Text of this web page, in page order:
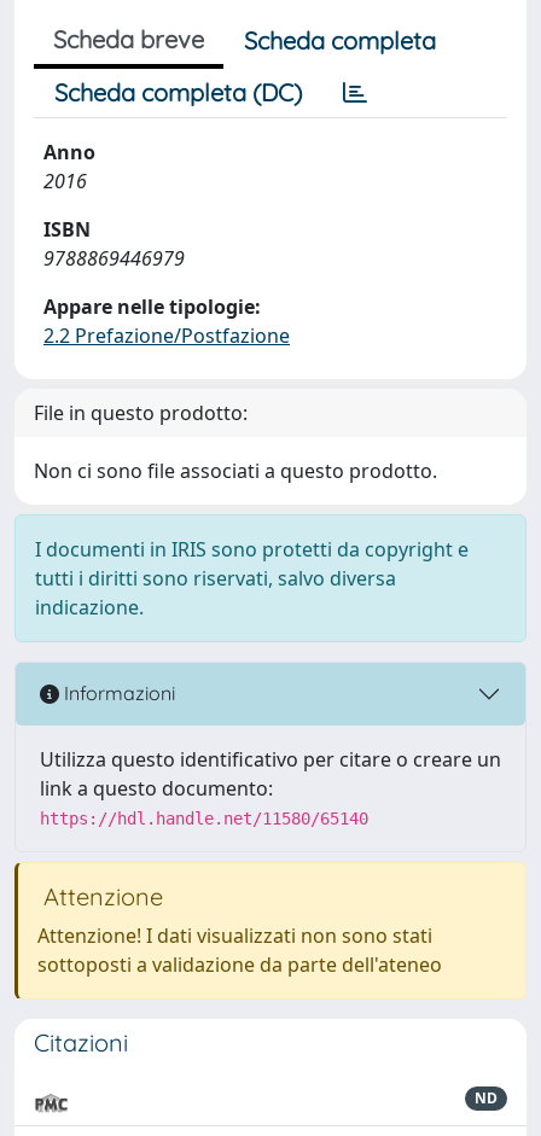
Scheda breve
Scheda completa
Scheda completa (DC)
Anno
2016
ISBN
9788869446979
Appare nelle tipologie:
2.2 Prefazione/Postfazione
File in questo prodotto:
Non ci sono file associati a questo prodotto.
I documenti in IRIS sono protetti da copyright e
tutti i diritti sono riservati, salvo diversa
indicazione.
Informazioni
Utilizza questo identificativo per citare o creare un
link a questo documento:
https://hdl.handle.net/11580/65140
Attenzione
Attenzione! I dati visualizzati non sono stati
sottoposti a validazione da parte dell'ateneo
Citazioni
ND